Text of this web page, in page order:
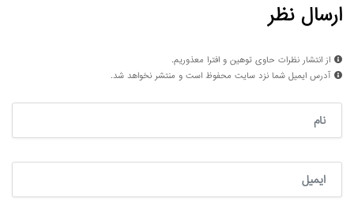
ارسال نظر
از انتشار نظرات حاوی توهین و افترا معذوریم.
آدرس ایمیل شما نزد سایت محفوظ است و منتشر نخواهد شد.